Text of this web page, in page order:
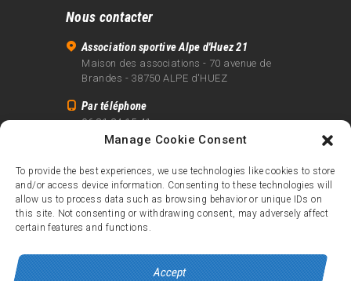
Manage Cookie Consent
To provide the best experiences, we use technologies like cookies to store
and/or access device information. Consenting to these technologies will
allow us to process data such as browsing behavior or unique IDs on
this site. Not consenting or withdrawing consent, may adversely affect
certain features and functions.
Accept
Nous contacter
Association sportive Alpe d'Huez 21
Maison des associations - 70 avenue de
Brandes - 38750 ALPE d'HUEZ
Par téléphone
06 81 24 15 41
info@alpe21.fr
Mentions légales
Contact
crédits